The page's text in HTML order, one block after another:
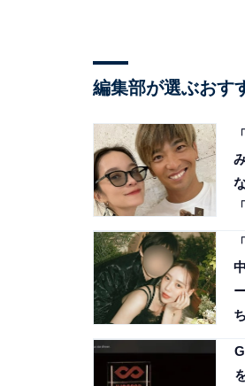
編集部が選ぶおす